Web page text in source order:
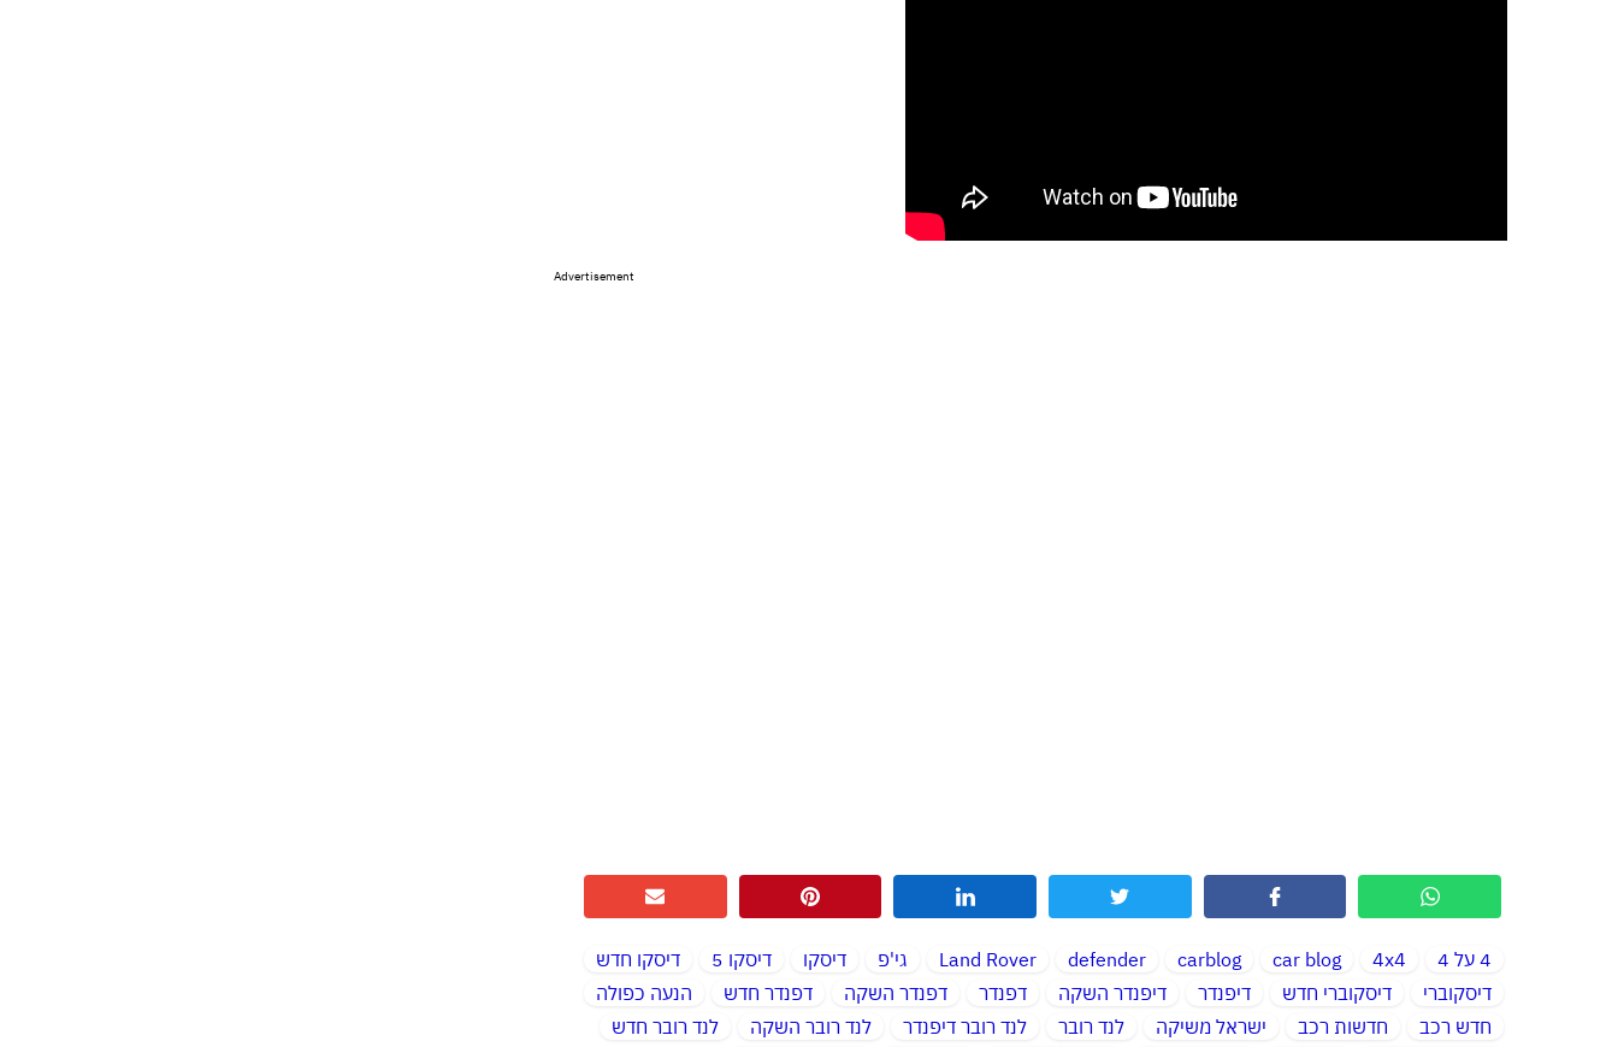
Advertisement
4 על 4 4x4
car blog
carblog
defender
Land Rover גי'פ דיסקו דיסקו 5
דיסקו חדש
דיסקוברי
דיסקוברי חדש דיפנדר דיפנדר השקה דפנדר דפנדר השקה דפנדר חדש
הנעה כפולה
חדש רכב
חדשות רכב ישראל משיקה לנד רובר לנד רובר דיפנדר לנד רובר השקה
לנד רובר חדש